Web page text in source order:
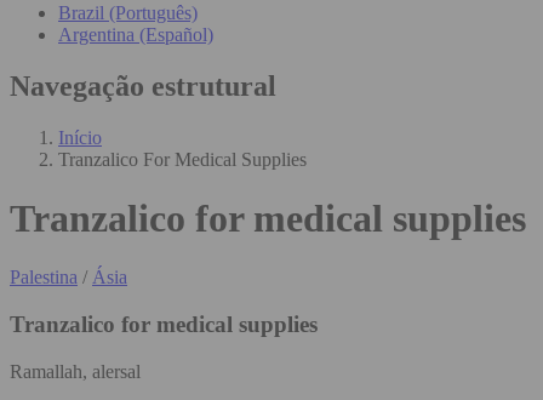
Brazil (Português)
Argentina (Español)
Navegação estrutural
Início
Tranzalico For Medical Supplies
Tranzalico for medical supplies
Palestina / Ásia
Tranzalico for medical supplies
Ramallah, alersal